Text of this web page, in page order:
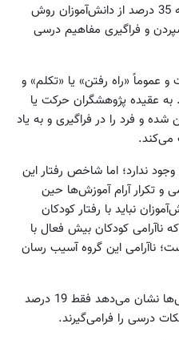
* شیوه حرکتی یا جنبشی: نزدیک به 35 درصد از دانش‌آموزان روش
و فراگیری مفاهیم درسی
عموماً «راه رفتن» یا «تکلم» و
به عقیده پژوهشگران حرکت یا
و فرد را در فراگیری و به یاد
می‌کند.
ندارد؛ اما شاخص رفتار این
و تکرار آرام آموزش‌ها حین
نباید با رفتار کودکان
ناآرامی‌ کودکان بیش فعال با
ناآرامی‌ این گروه آسیب رسان
* شیوه سمعی یا شنیداری: پژوهش‌ها نشان می‌دهد فقط 19 درصد
درسی را فرامی‌گیرند.